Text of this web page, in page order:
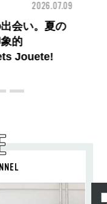
2026.07.09
】時をかけ